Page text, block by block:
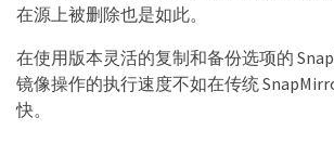
在源上被删除也是如此。
在使用版本灵活的复制和备份选项的
镜像操作的执行速度不如在传统
快。